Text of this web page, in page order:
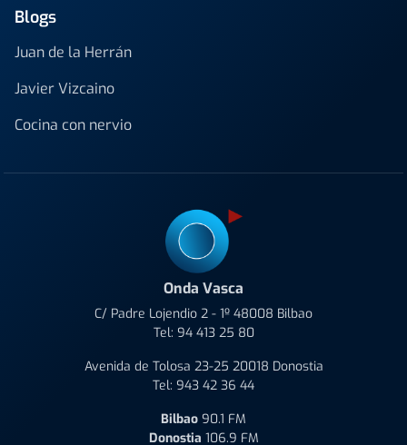
Blogs
Juan de la Herrán
Javier Vizcaino
Cocina con nervio
Onda Vasca
C/ Padre Lojendio 2 - 1º 48008 Bilbao
Tel: 94 413 25 80
Avenida de Tolosa 23-25 20018 Donostia
Tel: 943 42 36 44
Bilbao 90.1 FM
Donostia 106.9 FM